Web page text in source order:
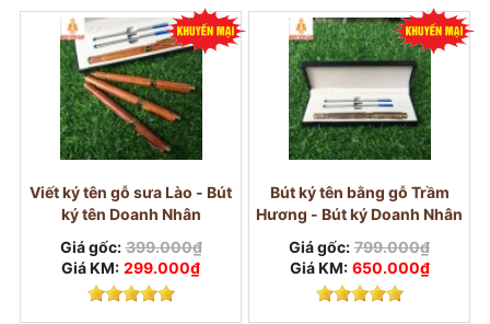
Viết ký tên gỗ sưa Lào - Bút
ký tên Doanh Nhân
Giá gốc: 399.000₫
Giá KM: 299.000₫
Bút ký tên bằng gỗ Trầm
Hương - Bút ký Doanh Nhân
Giá gốc: 799.000₫
Giá KM: 650.000₫